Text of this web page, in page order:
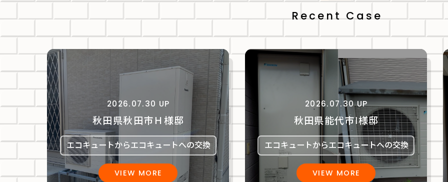
Recent Case
2026.07.30 UP
秋田県秋田市Ｈ様邸
エコキュートからエコキュートへの交換
VIEW MORE
2026.07.30 UP
秋田県能代市Ⅰ様邸
エコキュートからエコキュートへの交換
VIEW MORE